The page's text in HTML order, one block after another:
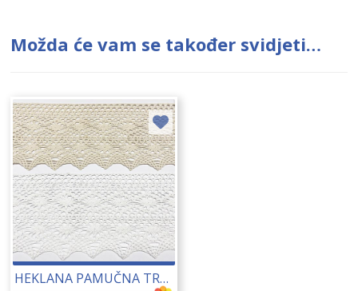
Možda će vam se također svidjeti…
HEKLANA PAMUČNA TRAKA (9570) 120-125 MM 18172